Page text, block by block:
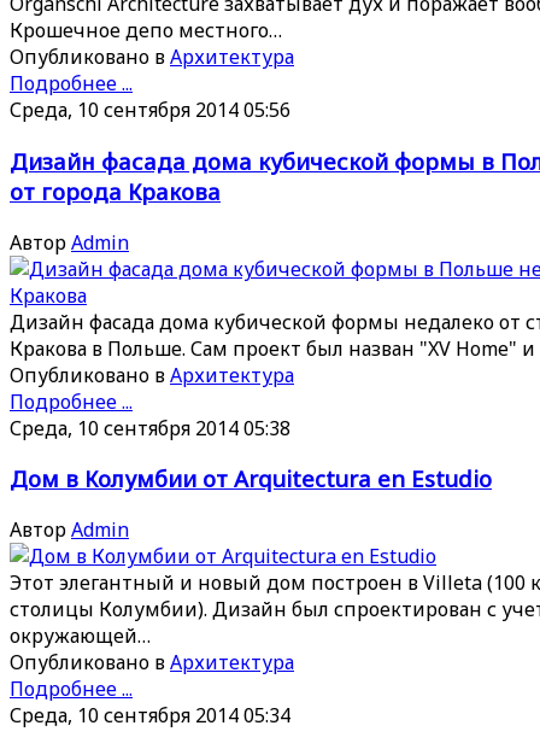
Крошечное депо местного…
Опубликовано вАрхитектура
Подробнее ...
Среда, 10 сентября 2014 05:56
Дизайн фасада дома кубической формы в
от города Кракова
АвторAdmin
Дизайн фасада дома кубической формы недалеко от
Кракова в Польше. Сам проект был назван "XV Home"
Опубликовано вАрхитектура
Подробнее ...
Среда, 10 сентября 2014 05:38
Дом в Колумбии от Arquitectura en Estudio
АвторAdmin
Этот элегантный и новый дом построен в Villeta (100
столицы Колумбии). Дизайн был спроектирован с
окружающей…
Опубликовано вАрхитектура
Подробнее ...
Среда, 10 сентября 2014 05:34